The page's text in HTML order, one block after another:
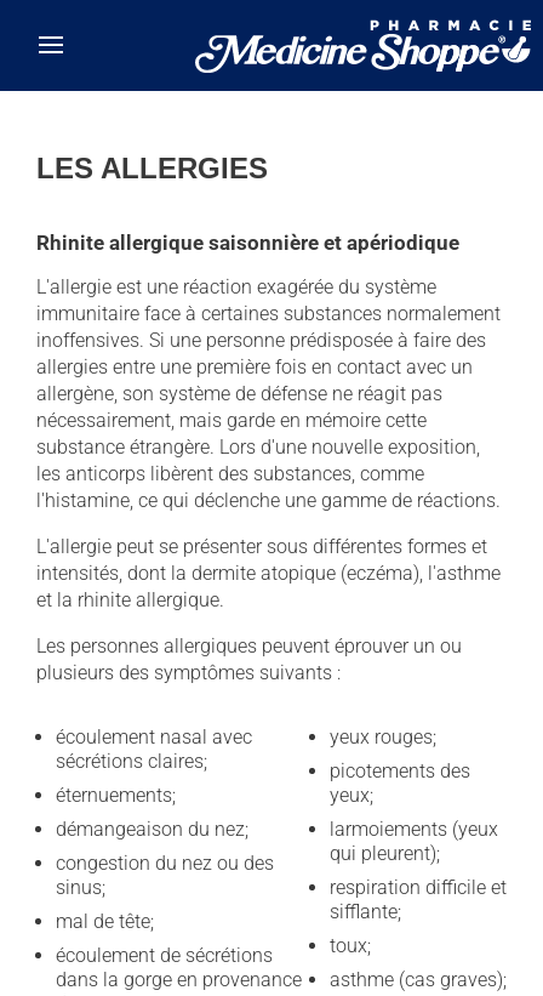
LES ALLERGIES
Rhinite allergique saisonnière et apériodique
L'allergie est une réaction exagérée du système
immunitaire face à certaines substances normalement
inoffensives. Si une personne prédisposée à faire des
allergies entre une première fois en contact avec un
allergène, son système de défense ne réagit pas
nécessairement, mais garde en mémoire cette
substance étrangère. Lors d'une nouvelle exposition,
les anticorps libèrent des substances, comme
l'histamine, ce qui déclenche une gamme de réactions.
L'allergie peut se présenter sous différentes formes et
intensités, dont la dermite atopique (eczéma), l'asthme
et la rhinite allergique.
Les personnes allergiques peuvent éprouver un ou
plusieurs des symptômes suivants :
écoulement nasal avec
sécrétions claires;
éternuements;
démangeaison du nez;
congestion du nez ou des
sinus;
mal de tête;
écoulement de sécrétions
dans la gorge en provenance
yeux rouges;
picotements des
yeux;
larmoiements (yeux
qui pleurent);
respiration difficile et
sifflante;
toux;
asthme (cas graves);